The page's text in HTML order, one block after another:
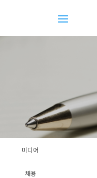
미디어
채용